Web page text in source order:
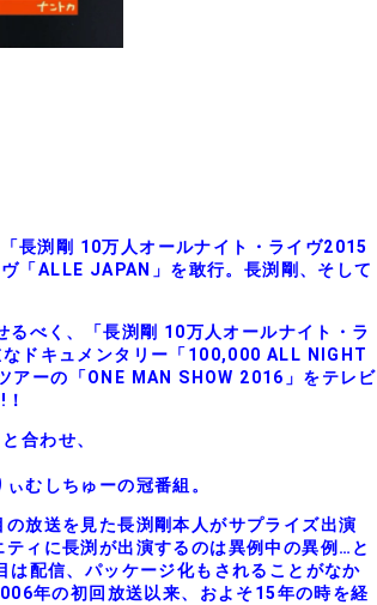
長渕剛 10万人オールナイト・ライヴ2015
「ALLE JAPAN」を敢行。長渕剛、そして
べく、「長渕剛 10万人オールナイト・ラ
ドキュメンタリー「100,000 ALL NIGHT
アーの「ONE MAN SHOW 2016」をテレビ
合わせ、
むしちゅーの冠番組。
放送を見た長渕剛本人がサプライズ出演
ィに長渕が出演するのは異例中の異例…と
配信、パッケージ化もされることがなか
年の初回放送以来、およそ15年の時を経